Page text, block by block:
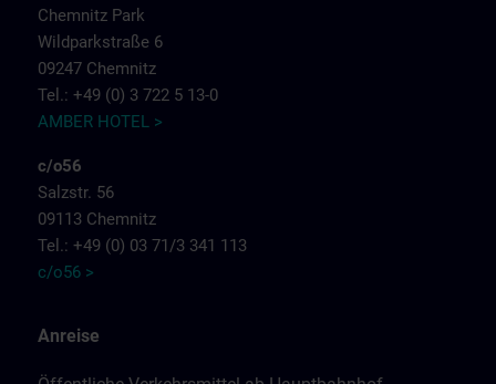
Chemnitz Park
Wildparkstraße 6
09247 Chemnitz
Tel.: +49 (0) 3 722 5 13-0
AMBER HOTEL >
c/o56
Salzstr. 56
09113 Chemnitz
Tel.: +49 (0) 03 71/3 341 113
c/o56 >
Anreise